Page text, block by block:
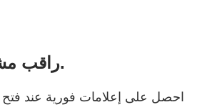
راقب مشروعك عن كثب.
احصل على إعلامات فورية عند فتح